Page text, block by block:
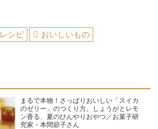
レシピ おいしいもの
まるで本物！さっぱりおいしい「スイカ
のゼリー」のつくり方。しょうがとレモ
ン香る、夏のひんやりおやつ／お菓子研
究家・本間節子さん